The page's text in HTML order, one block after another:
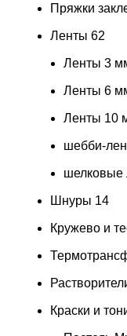
Пряжки
Ленты 62
Ленты 3
Ленты 6
Ленты 10
шебби-
шелковые
Шнуры 14
Кружево и
Краски и